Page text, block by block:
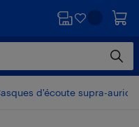
d'écoute supra-